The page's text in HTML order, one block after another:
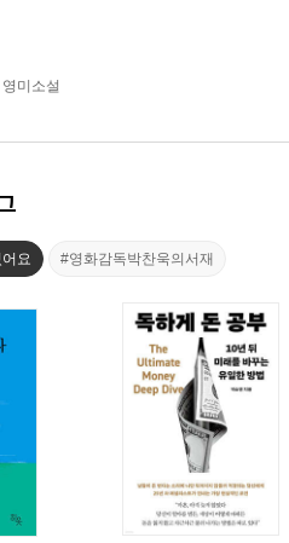
영미소설
요 #영화감독박찬욱의서재